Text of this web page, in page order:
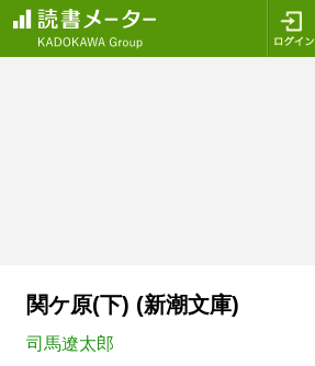
関ケ原(下) (新潮文庫)
司馬遼太郎